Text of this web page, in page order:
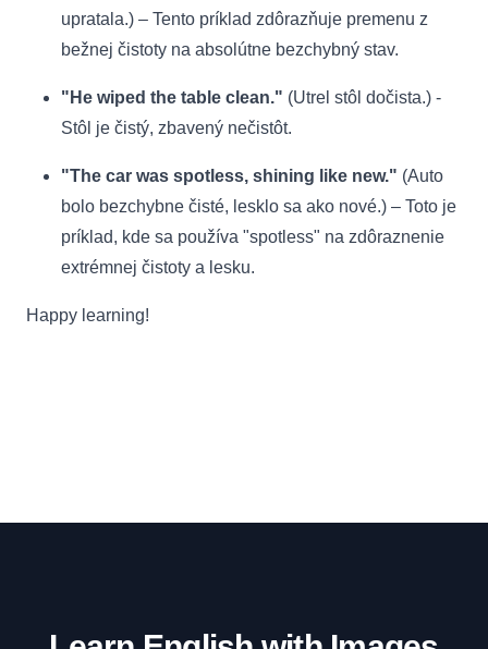
upratala.) – Tento príklad zdôrazňuje premenu z
bežnej čistoty na absolútne bezchybný stav.
"He wiped the table clean." (Utrel stôl dočista.) -
Stôl je čistý, zbavený nečistôt.
"The car was spotless, shining like new." (Auto
bolo bezchybne čisté, lesklo sa ako nové.) – Toto je
príklad, kde sa používa "spotless" na zdôraznenie
extrémnej čistoty a lesku.
Happy learning!